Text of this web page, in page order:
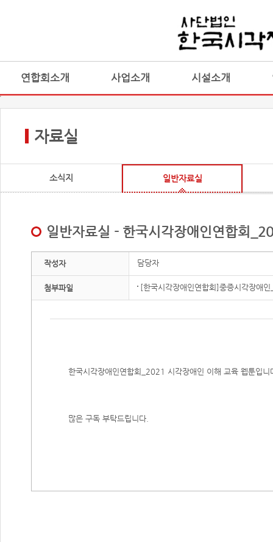
연합회소개 사업소개 시설소개
자료실
소식지 일반자료실
일반자료실 - 한국시각장애인연합회
작성자 담당자
첨부파일 [한국시각장애인연합회]중증시각장애
한국시각장애인연합회_2021 시각장애인 이해 교육 웹툰입니
많은 구독 부탁드립니다.